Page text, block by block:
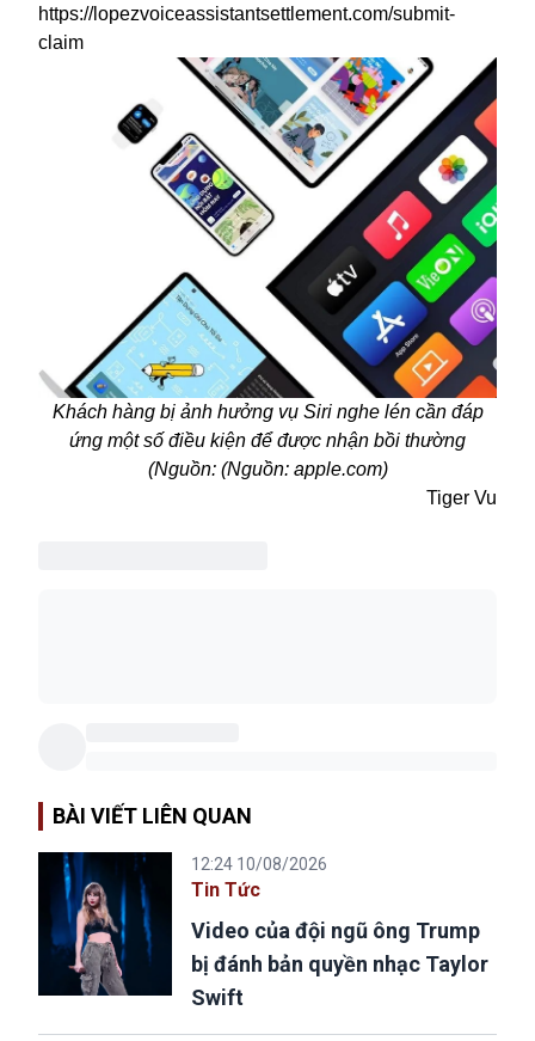
https://lopezvoiceassistantsettlement.com/submit-
claim
Khách hàng bị ảnh hưởng vụ Siri nghe lén cần đáp
ứng một số điều kiện để được nhận bồi thường
(Nguồn: (Nguồn: apple.com)
Tiger Vu
BÀI VIẾT LIÊN QUAN
12:24 10/08/2026
Tin Tức
Video của đội ngũ ông Trump
bị đánh bản quyền nhạc Taylor
Swift